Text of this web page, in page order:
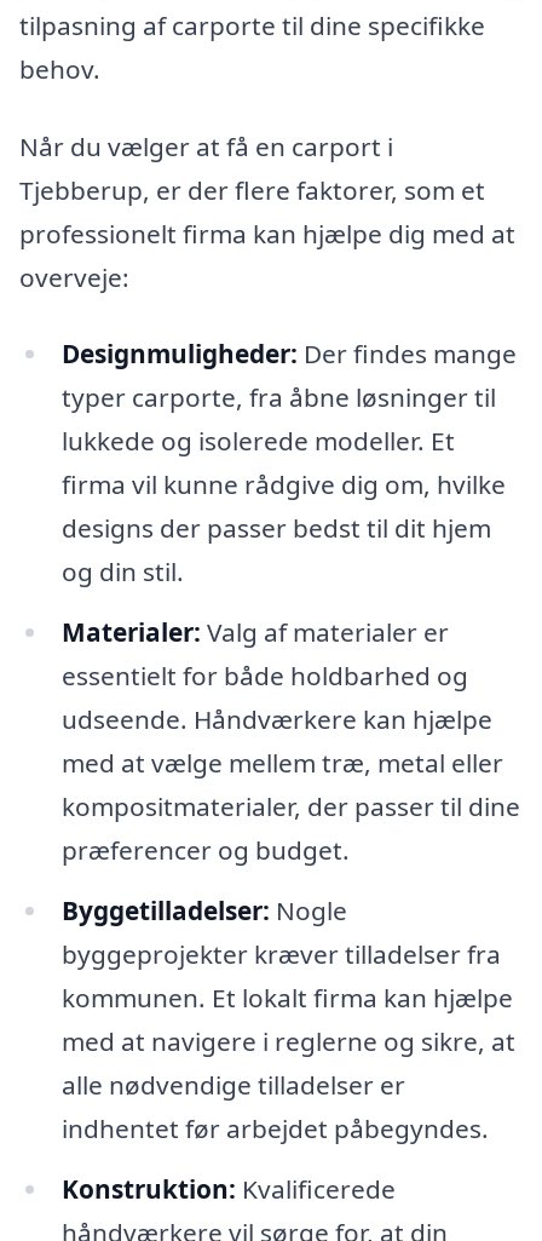
tilpasning af carporte til dine specifikke
behov.
Når du vælger at få en carport i
Tjebberup, er der flere faktorer, som et
professionelt firma kan hjælpe dig med at
overveje:
Designmuligheder: Der findes mange
typer carporte, fra åbne løsninger til
lukkede og isolerede modeller. Et
firma vil kunne rådgive dig om, hvilke
designs der passer bedst til dit hjem
og din stil.
Materialer: Valg af materialer er
essentielt for både holdbarhed og
udseende. Håndværkere kan hjælpe
med at vælge mellem træ, metal eller
kompositmaterialer, der passer til dine
præferencer og budget.
Byggetilladelser: Nogle
byggeprojekter kræver tilladelser fra
kommunen. Et lokalt firma kan hjælpe
med at navigere i reglerne og sikre, at
alle nødvendige tilladelser er
indhentet før arbejdet påbegyndes.
Konstruktion: Kvalificerede
håndværkere vil sørge for, at din